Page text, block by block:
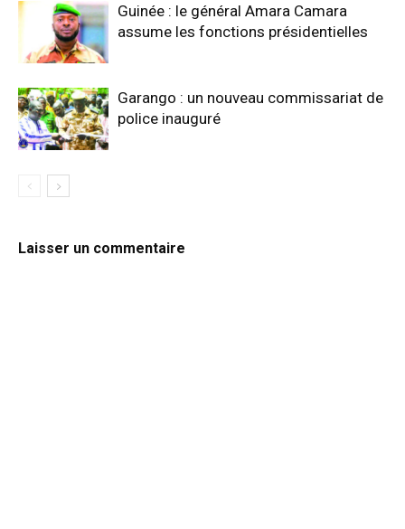
Guinée : le général Amara Camara
assume les fonctions présidentielles
Garango : un nouveau commissariat de
police inauguré
Laisser un commentaire